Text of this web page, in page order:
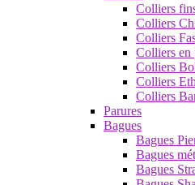
Colliers
Colliers
Colliers
Colliers en
Colliers
Colliers
Colliers
Parures
Bagues
Bagues
Bagues
Bagues